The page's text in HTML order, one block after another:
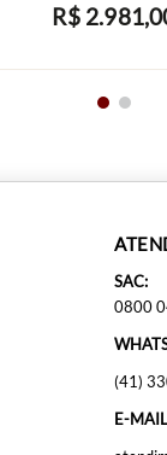
R$ 2.981,
AVISE-ME
SAC:
0800
(41)
E-